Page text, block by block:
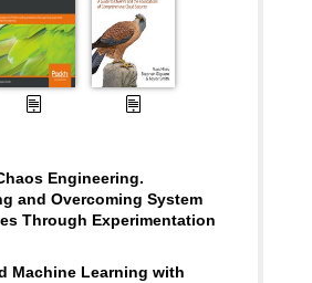
Engineering.
and Overcoming System
Through Experimentation
Machine Learning with